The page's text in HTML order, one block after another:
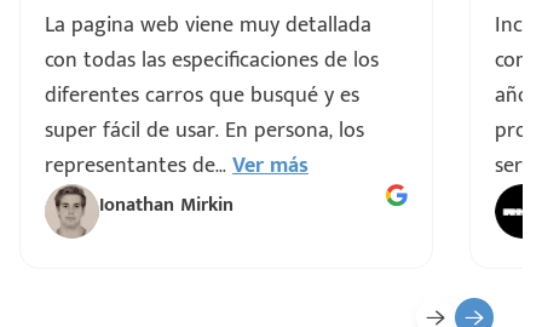
La pagina web viene muy detallada
con todas las especificaciones de los
diferentes carros que busqué y es
super fácil de usar. En persona, los
representantes de...Ver más
Ionathan Mirkin